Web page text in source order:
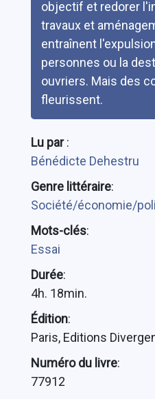
objectif et redorer
travaux et
entraînent
personnes ou la
ouvriers. Mais des
fleurissent.
Lu par:
Bénédicte Dehestru
Genre littéraire:
Société/économie/
Mots-clés:
Essai
Durée:
4h. 18min.
Édition:
Paris, Editions
Numéro du livre:
77912